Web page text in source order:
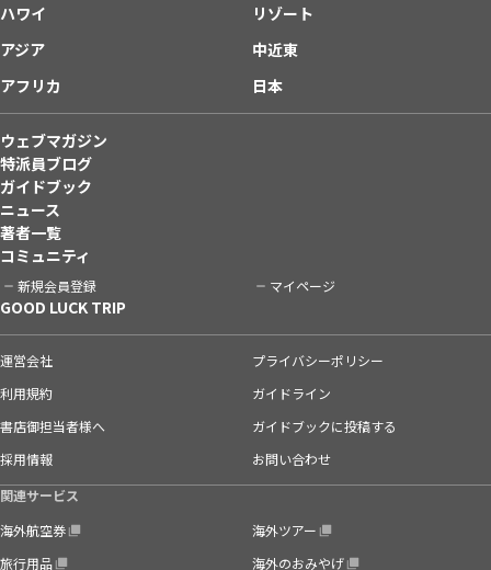
ハワイ
リゾート
アジア
中近東
アフリカ
日本
ウェブマガジン
特派員ブログ
ガイドブック
ニュース
著者一覧
コミュニティ
新規会員登録 マイページ
GOOD LUCK TRIP
運営会社
プライバシーポリシー
利用規約
ガイドライン
書店御担当者様へ
ガイドブックに投稿する
採用情報
お問い合わせ
関連サービス
海外航空券
海外ツアー
旅行用品
海外のおみやげ